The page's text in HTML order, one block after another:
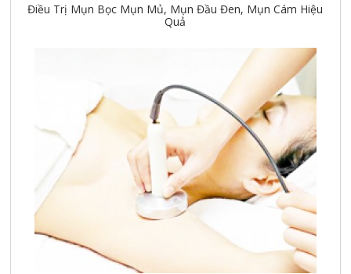
Điều Trị Mụn Bọc Mụn Mủ, Mụn Đầu Đen, Mụn Cám Hiệu
Quả